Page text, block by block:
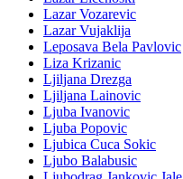
Lazar Vozarevic
Lazar Vujaklija
Leposava Bela Pavlovic
Liza Krizanic
Ljiljana Drezga
Ljiljana Lainovic
Ljuba Ivanovic
Ljuba Popovic
Ljubica Cuca Sokic
Ljubo Balabusic